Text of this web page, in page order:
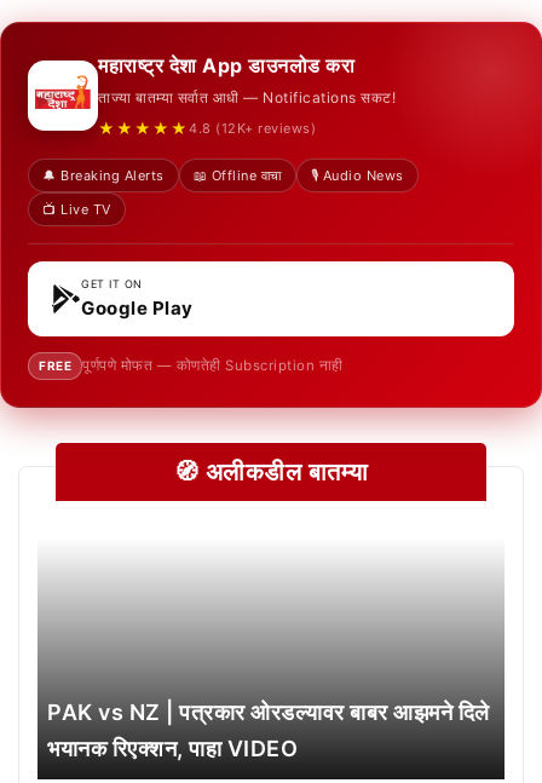
महाराष्ट्र देशा App डाउनलोड करा
ताज्या बातम्या सर्वात आधी — Notifications सकट!
★★★★★ 4.8 (12K+ reviews)
🔔 Breaking Alerts 📖 Offline वाचा
🎙️ Audio News
📺 Live TV
GET IT ON
Google Play
FREE पूर्णपणे मोफत — कोणतेही Subscription नाही
🧭 अलीकडील बातम्या
PAK vs NZ | पत्रकार ओरडल्यावर बाबर आझमने दिले
भयानक रिएक्शन, पाहा VIDEO